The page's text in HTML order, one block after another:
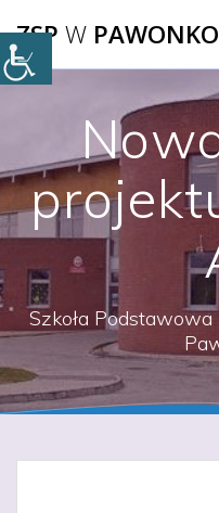
ZSP W
Szkoła